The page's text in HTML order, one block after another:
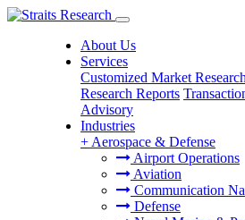
About Us
Services
Customized Market Research
Research Reports
Advisory
Industries
+ Aerospace & Defense
Airport Operations
Aviation
Communication
Defense